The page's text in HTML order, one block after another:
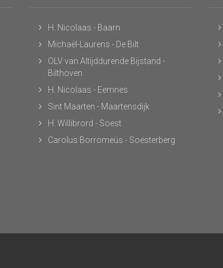
H. Nicolaas - Baarn
Michaël-Laurens - De Bilt
OLV van Altijddurende Bijstand -
Bilthoven
H. Nicolaas - Eemnes
Sint Maarten - Maartensdijk
H. Willibrord - Soest
Carolus Borromeüs - Soesterberg